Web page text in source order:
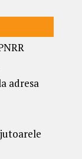
adresa